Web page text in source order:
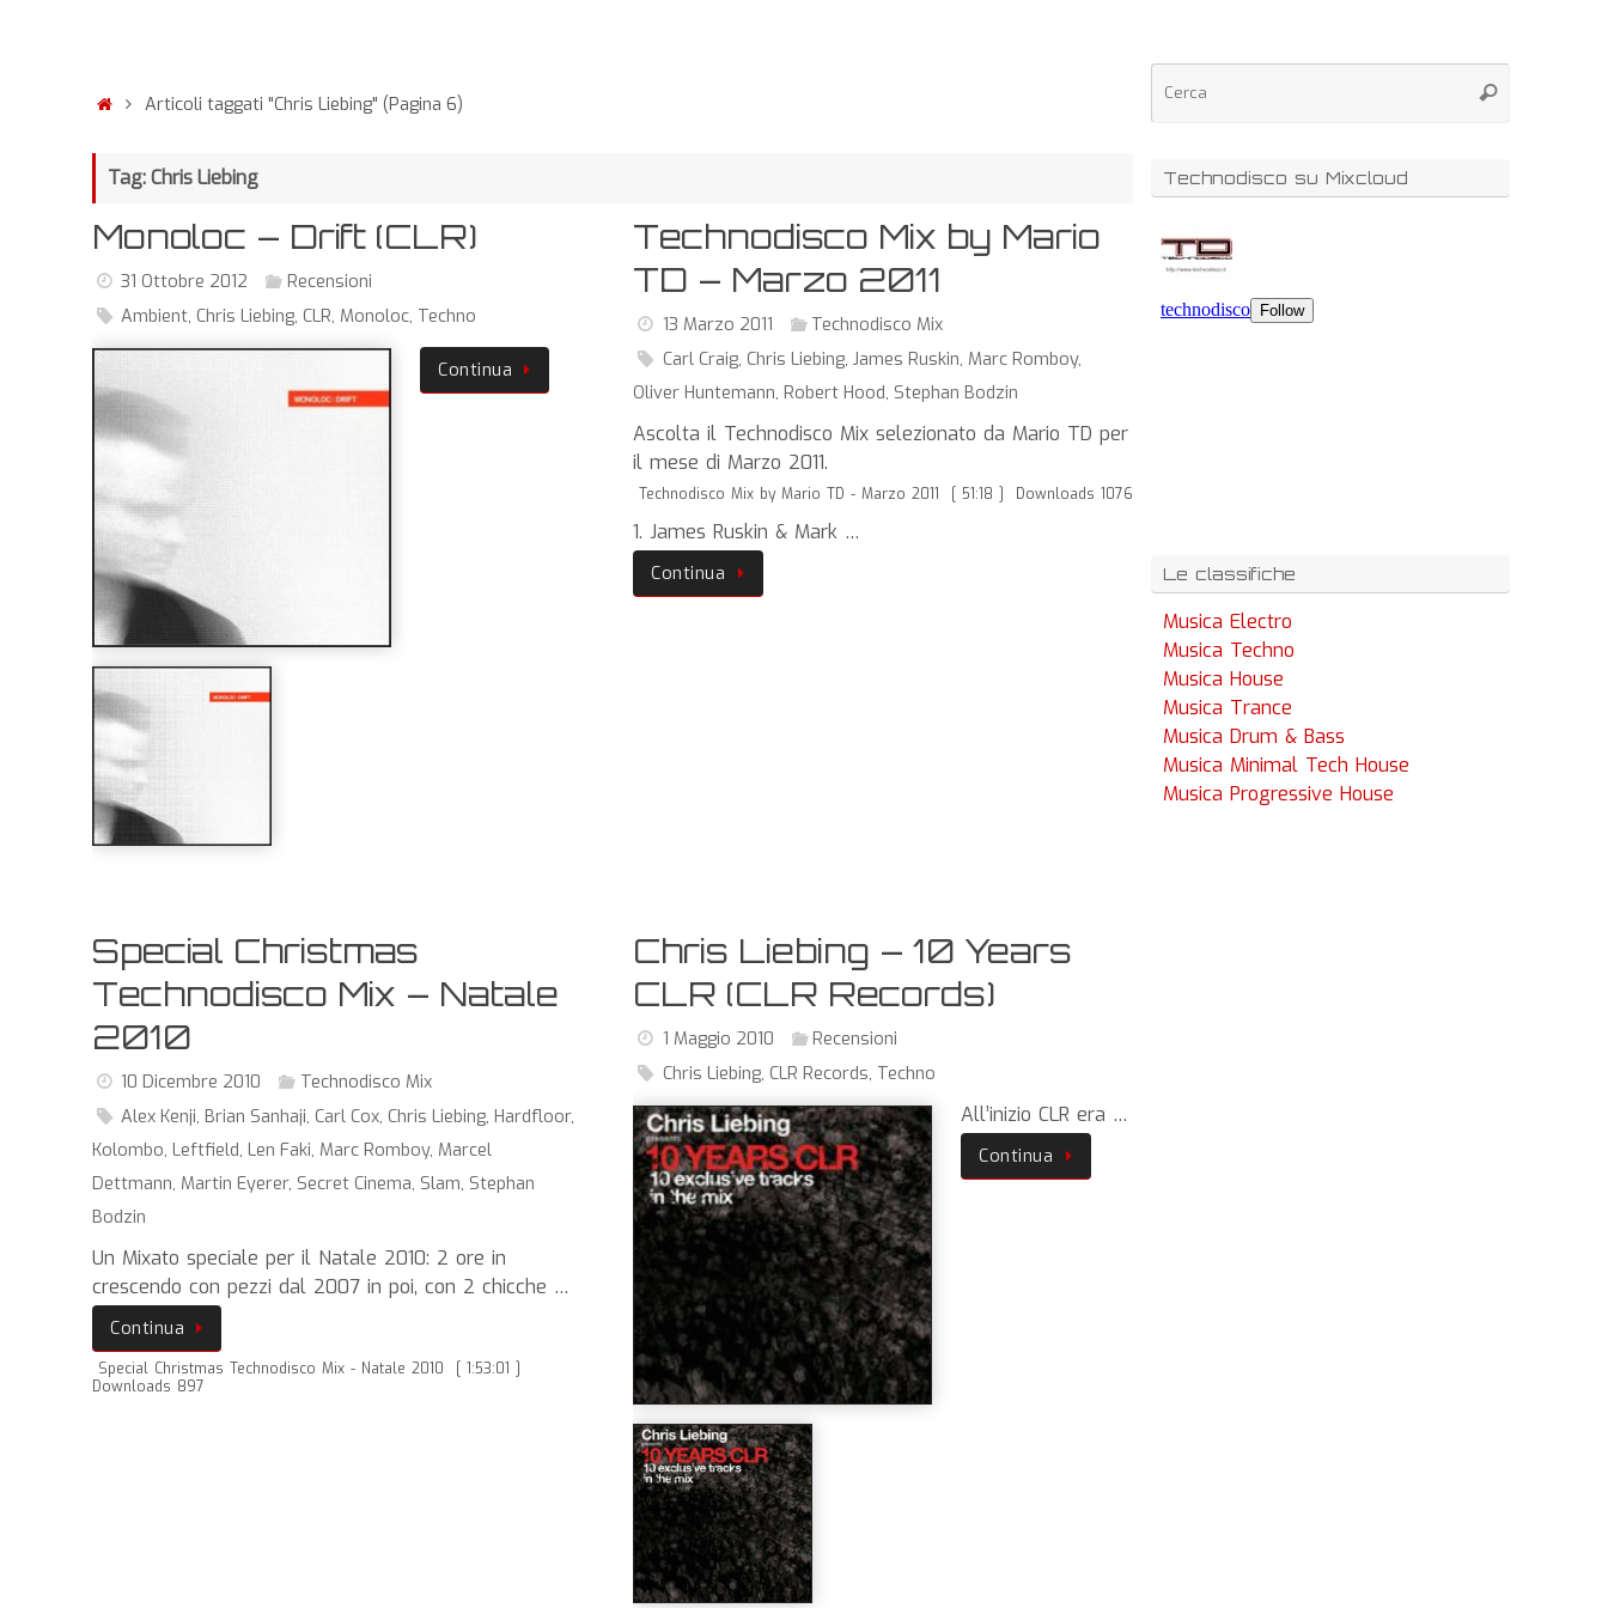
Articoli taggati "Chris Liebing" (Pagina 6)
Tag: Chris Liebing
Monoloc – Drift (CLR)
31 Ottobre 2012
Recensioni
Ambient, Chris Liebing, CLR, Monoloc, Techno
Continua
Technodisco Mix by Mario
TD – Marzo 2011
13 Marzo 2011
Technodisco Mix
Carl Craig, Chris Liebing, James Ruskin, Marc Romboy,
Oliver Huntemann,Robert Hood, Stephan Bodzin
Ascolta il Technodisco Mix selezionato da Mario TD per
il mese di Marzo 2011.
Technodisco Mix by Mario TD - Marzo 2011 [ 51:18 ] Downloads 1076
1. James Ruskin & Mark …
Continua
Special Christmas
Technodisco Mix – Natale
2010
10 Dicembre 2010
Technodisco Mix
Alex Kenji,Brian Sanhaji, Carl Cox, Chris Liebing,Hardfloor,
Kolombo, Leftfield, Len Faki, Marc Romboy, Marcel
Dettmann, Martin Eyerer, Secret Cinema, Slam, Stephan
Bodzin
Un Mixato speciale per il Natale 2010: 2 ore in
crescendo con pezzi dal 2007 in poi, con 2 chicche …
Continua
Special Christmas Technodisco Mix - Natale 2010
[ 1:53:01 ]
Downloads 897
Chris Liebing – 10 Years
CLR (CLR Records)
1 Maggio 2010
Recensioni
Chris Liebing, CLR Records, Techno
All’inizio CLR era …
Continua
Technodisco su Mixcloud
Le classifiche
Musica Electro
Musica Techno
Musica House
Musica Trance
Musica Drum & Bass
Musica Minimal Tech House
Musica Progressive House